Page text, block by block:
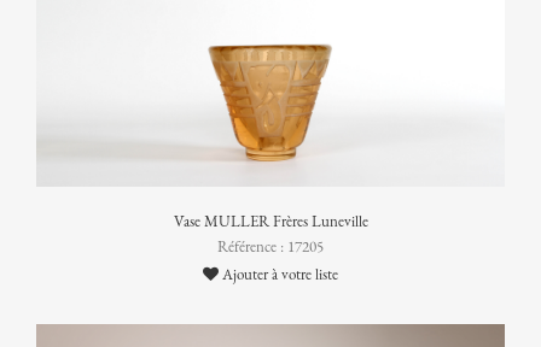
Vase MULLER Frères Luneville
Référence : 17205
Ajouter à votre liste